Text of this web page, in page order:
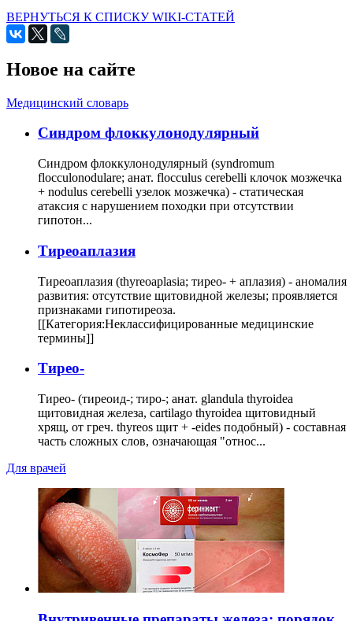
ВЕРНУТЬСЯ К СПИСКУ WIKI-СТАТЕЙ
Новое на сайте
Медицинский словарь
Cиндром флоккулонодулярный
Синдром флоккулонодулярный (syndromum
flocculonodulare; анат. flocculus cerebelli клочок мозжечка
+ nodulus cerebelli узелок мозжечка) - статическая
атаксия с нарушением походки при отсутствии
гипотон...
Тиреоаплазия
Тиреоаплазия (thyreoaplasia; тирео- + аплазия) - аномалия
развития: отсутствие щитовидной железы; проявляется
признаками гипотиреоза.
[[Категория:Неклассифицированные медицинские
термины]]
Тирео-
Тирео- (тиреоид-; тиро-; анат. glandula thyroidea
щитовидная железа, cartilago thyroidea щитовидный
хрящ, от греч. thyreos щит + -eides подобный) - составная
часть сложных слов, означающая "относ...
Для врачей